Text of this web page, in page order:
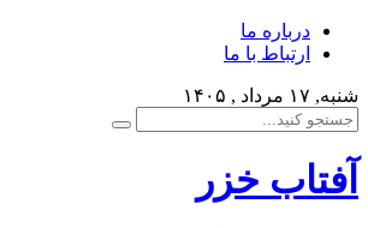
درباره ما
ارتباط با ما
شنبه, ۱۷ مرداد , ۱۴۰۵
آفتاب خزر